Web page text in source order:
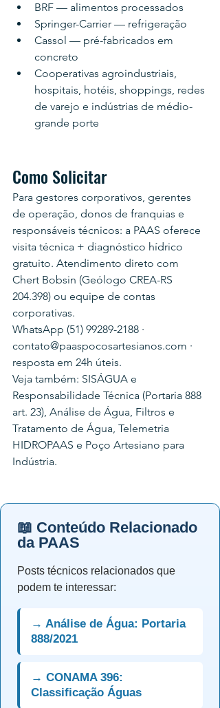
BRF — alimentos processados
Springer-Carrier — refrigeração
Cassol — pré-fabricados em
concreto
Cooperativas agroindustriais,
hospitais, hotéis, shoppings, redes
de varejo e indústrias de médio-
grande porte
Como Solicitar
Para gestores corporativos, gerentes
de operação, donos de franquias e
responsáveis técnicos: a PAAS oferece
visita técnica + diagnóstico hídrico
gratuito. Atendimento direto com
Chert Bobsin (Geólogo CREA-RS
204.398) ou equipe de contas
corporativas.
WhatsApp (51) 99289-2188 ·
contato@paaspocosartesianos.com ·
resposta em 24h úteis.
Veja também: SISÁGUA e
Responsabilidade Técnica (Portaria 888
art. 23), Análise de Água, Filtros e
Tratamento de Água, Telemetria
HIDROPAAS e Poço Artesiano para
Indústria.
📖 Conteúdo Relacionado
da PAAS
Posts técnicos relacionados que
podem te interessar:
→ Análise de Água: Portaria
888/2021
→ CONAMA 396:
Classificação Águas